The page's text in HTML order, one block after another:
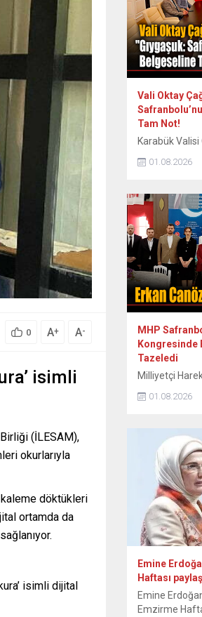
0 A+ A-
isimli
(İLESAM),
okurlarıyla
kaleme döktükleri
ortamda da
isimli dijital
Vali Oktay
Tam Not!
Karabük
somut
Köyleri” adlı
izledi. Vali
Erol Özkan
birlikte özel
ayrıca
Belder,
01.08.2026
MHP
Kongresinde
Tazeledi
Milliyetçi
aday olarak
yeniden
İlçe
Tülbentçi
katılımla
ile giren
Canözü,
01.08.2026
Emine
Haftası
Emine
Emzirme